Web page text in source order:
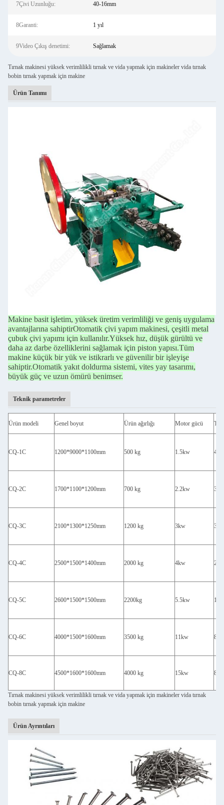
7Çivi Uzunluğu: 40-16mm
8Garanti: 1 yıl
9Video Çıkış denetimi: Sağlamak
Tırnak makinesi yüksek verimlilikli tırnak ve vida yapmak için makineler vida tırnak
bobin tırnak yapmak için makine
Ürün Tanımı
Makine basit işletim, yüksek üretim verimliliği ve geniş uygulama
avantajlarına sahiptirOtomatik çivi yapım makinesi, çeşitli metal
çubuk çivi yapımı için kullanılır.Yüksek hız, düşük gürültü ve
daha az darbe özelliklerini sağlamak için piston yapısı.Tüm
makine küçük bir yük ve istikrarlı ve güvenilir bir işleyişe
sahiptir.Otomatik yakıt doldurma sistemi, vites yay tasarımı,
büyük güç ve uzun ömürü benimser.
Teknik parametreler
Ürün modeli Genel boyut Ürün ağırlığı Motor gücü
CQ-1C 1200*9000*1100mm 500 kg 1.5kw 400
CQ-2C 1700*1100*1200mm 700 kg 2.2kw 350
CQ-3C 2100*1300*1250mm 1200 kg 3kw 300
CQ-4C 2500*1500*1400mm 2000 kg 4kw 260
CQ-5C 2600*1500*1500mm 2200kg 5.5kw
CQ-6C 4000*1500*1600mm 3500 kg 11kw 80
CQ-8C 4500*1600*1600mm 4000 kg 15kw 80
Tırnak makinesi yüksek verimlilikli tırnak ve vida yapmak için makineler vida tırnak
bobin tırnak yapmak için makine
Ürün Ayrıntıları